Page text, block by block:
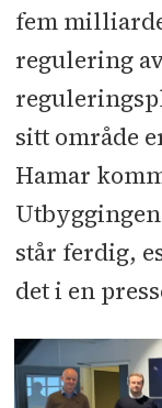
fem
regulering
sitt område
Hamar
står ferdig,
det i en